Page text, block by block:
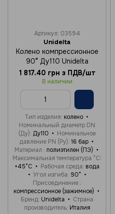
Артикул: 03594
Unidelta
Колено компрессионное
90° Ду110 Unidelta
1 817.40 грн з ПДВ/шт
В наличии
Тип изделия колено
Номинальный диаметр DN
(Ду) Ду110
Номинальное
давление PN (Ру) 16 бар
Материал
полиэтилен (ПЭ)
Максимальная температура °C
+45°C
Рабочая среда вода
Угол изгиба 90°
Присоединение
компрессионное (зажимное)
Бренд Unidelta
Страна
производитель Италия